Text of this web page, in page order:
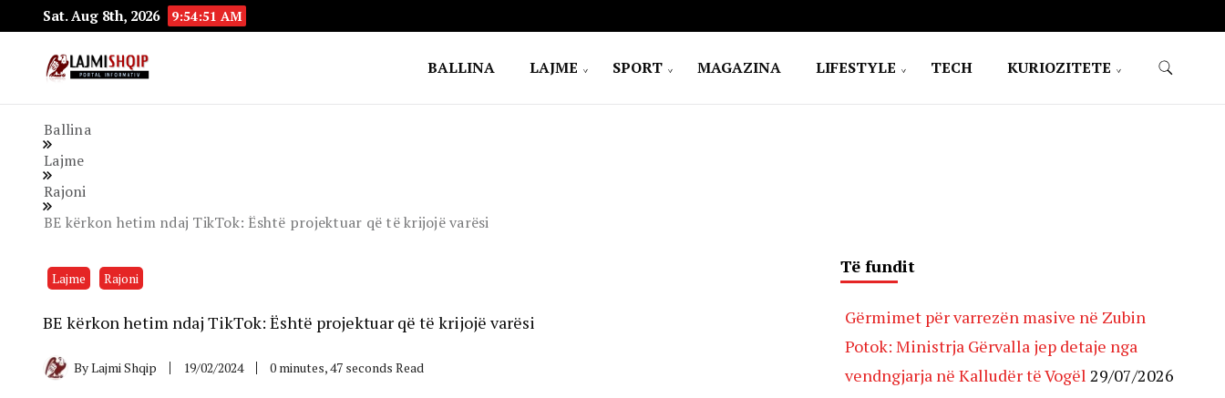
Sat. Aug 8th, 2026 9:54:52 AM
BALLINA LAJME SPORT MAGAZINA LIFESTYLE TECH KURIOZITETE
Ballina
Lajme
Rajoni
BE kërkon hetim ndaj TikTok: Është projektuar që të krijojë varësi
Lajme Rajoni
BE kërkon hetim ndaj TikTok: Është projektuar që të krijojë varësi
ByLajmi Shqip 19/02/2024 0 minutes, 47 seconds Read
Të fundit
Gërmimet për varrezën masive në Zubin
Potok: Ministrja Gërvalla jep detaje nga
vendngjarja në Kalludër të Vogël 29/07/2026